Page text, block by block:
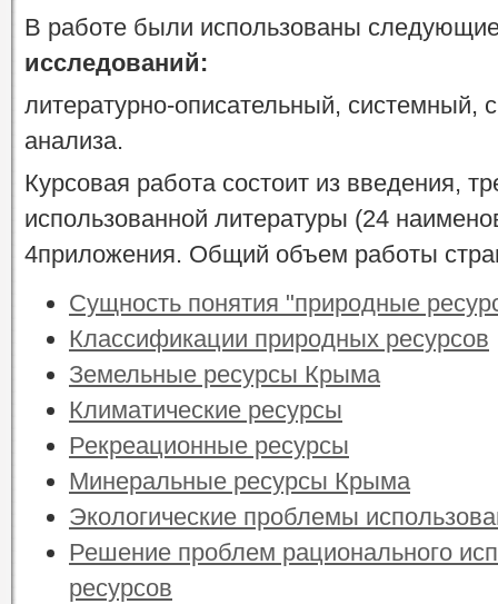
В работе были использованы
исследований:
литературно-описательный, системный,
анализа.
Курсовая работа состоит из введения,
использованной литературы (24
4приложения. Общий объем работы
Сущность понятия "природные
Классификации природных ресурсов
Земельные ресурсы Крыма
Климатические ресурсы
Рекреационные ресурсы
Минеральные ресурсы Крыма
Экологические проблемы
Решение проблем рационального
ресурсов